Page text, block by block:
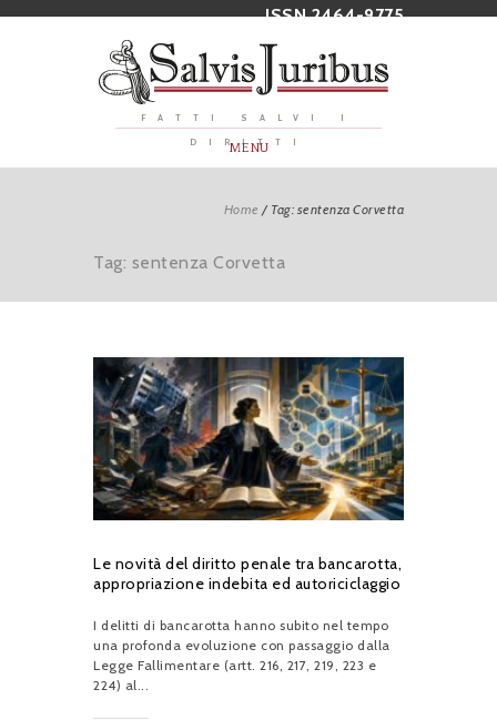
ISSN 2464-9775
FATTI SALVI I
DIRITTI
MENU
Home / Tag: sentenza Corvetta
Tag: sentenza Corvetta
Le novità del diritto penale tra bancarotta,
appropriazione indebita ed autoriciclaggio
I delitti di bancarotta hanno subito nel tempo
una profonda evoluzione con passaggio dalla
Legge Fallimentare (artt. 216, 217, 219, 223 e
224) al...